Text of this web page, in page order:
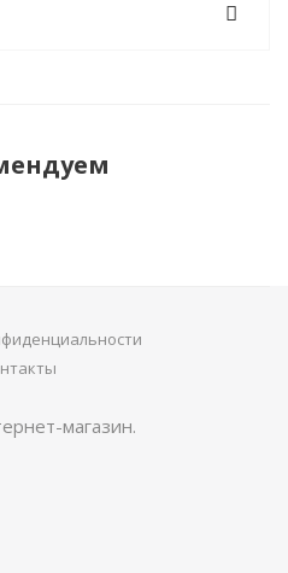
магазин.